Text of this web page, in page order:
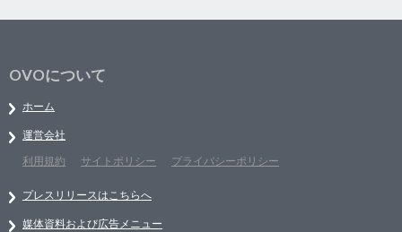
OVOについて
ホーム
運営会社
利用規約
サイトポリシー プライバシーポリシー
プレスリリースはこちらへ
媒体資料および広告メニュー